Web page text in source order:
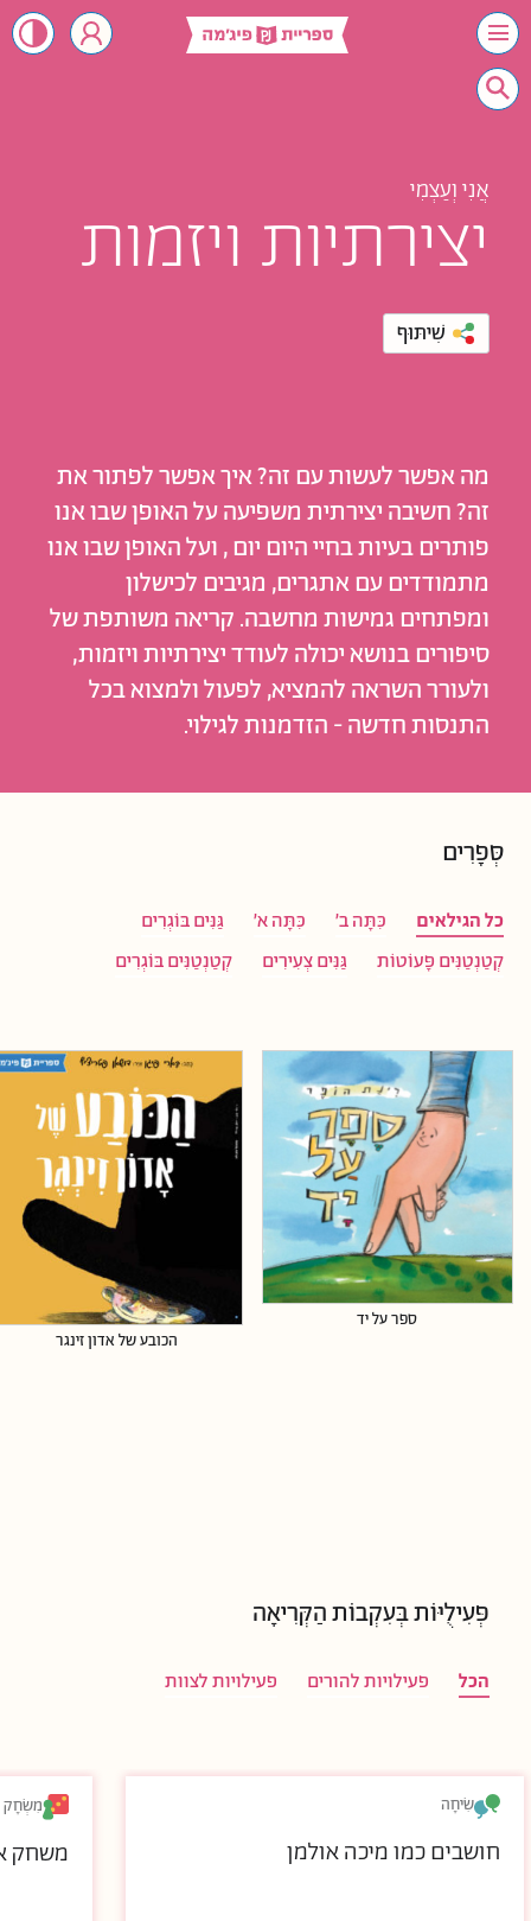
אֲנִי וְעַצְמִי
יצירתיות ויזמות
שִׁיתּוּף
מה אפשר לעשות עם זה? איך אפשר לפתור את
זה? חשיבה יצירתית משפיעה על האופן שבו אנו
פותרים בעיות בחיי היום יום , ועל האופן שבו אנו
מתמודדים עם אתגרים, מגיבים לכישלון
ומפתחים גמישות מחשבה. קריאה משותפת של
סיפורים בנושא יכולה לעודד יצירתיות ויזמות,
ולעורר השראה להמציא, לפעול ולמצוא בכל
התנסות חדשה - הזדמנות לגילוי.
סְּפָרִים
כל הגילאים כִּתָּה ב' כִּתָּה א'
גַּנִּים בּוֹגְרִים
קְטַנְטַנִּים פָּעוֹטוֹת
גַּנִּים צְעִירִים קְטַנְטַנִּים בּוֹגְרִים
ספר על יד
הכובע של אדון זינגר
פְּעִילֻיּוֹת בְּעִקְבוֹת הַקְּרִיאָה
הכל פעילויות להורים פעילויות לצוות
שִׂיחָה
חושבים כמו מיכה אולמן
מִשְׂחָק
משחק